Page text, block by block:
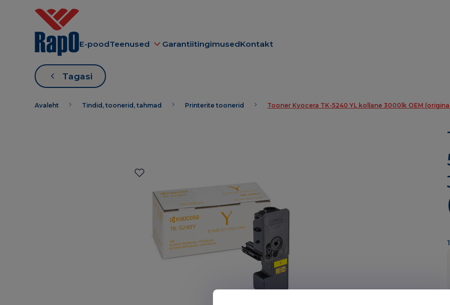
E-poodTeenused GarantiitingimusedKontakt
Tagasi
Avaleht Tindid, toonerid, tahmad Printerite toonerid Tooner Kyocera TK-5240 YL kollane 3000lk OEM